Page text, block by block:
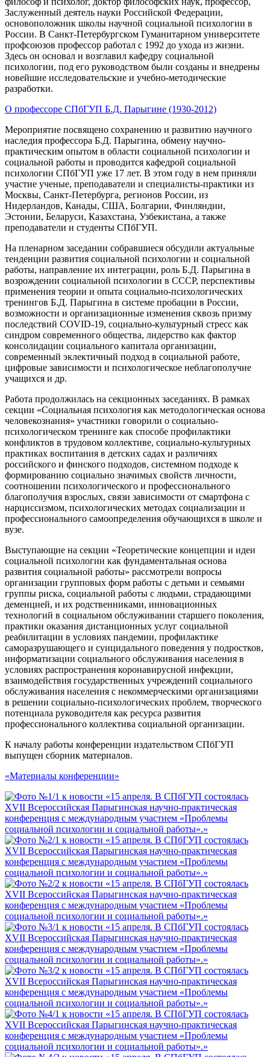
Заслуженный деятель науки Российской Федерации,
основоположник школы научной социальной психологии в
России. В Санкт-Петербургском Гуманитарном университете
профсоюзов профессор работал с 1992 до ухода из жизни.
Здесь он основал и возглавил кафедру социальной
психологии, под его руководством были созданы и внедрены
новейшие исследовательские и учебно-методические
разработки.
О профессоре СПбГУП Б.Д. Парыгине (1930-2012)
Мероприятие посвящено сохранению и развитию научного
наследия профессора Б.Д. Парыгина, обмену научно-
практическим опытом в области социальной психологии и
социальной работы и проводится кафедрой социальной
психологии СПбГУП уже 17 лет. В этом году в нем приняли
участие ученые, преподаватели и специалисты-практики из
Москвы, Санкт-Петербурга, регионов России, из
Нидерландов, Канады, США, Болгарии, Финляндии,
Эстонии, Беларуси, Казахстана, Узбекистана, а также
преподаватели и студенты СПбГУП.
На пленарном заседании собравшиеся обсудили актуальные
тенденции развития социальной психологии и социальной
работы, направление их интеграции, роль Б.Д. Парыгина в
возрождении социальной психологии в СССР, перспективы
применения теории и опыта социально-психологических
тренингов Б.Д. Парыгина в системе пробации в России,
возможности и организационные изменения сквозь призму
последствий COVID-19, социально-культурный стресс как
синдром современного общества, лидерство как фактор
консолидации социального капитала организации,
современный эклектичный подход в социальной работе,
цифровые зависимости и психологическое неблагополучие
учащихся и др.
Работа продолжилась на секционных заседаниях. В рамках
секции «Социальная психология как методологическая основа
человекознания» участники говорили о социально-
психологическом тренинге как способе профилактики
конфликтов в трудовом коллективе, социально-культурных
практиках воспитания в детских садах и различиях
российского и финского подходов, системном подходе к
формированию социально значимых свойств личности,
соотношении психологического и профессионального
благополучия взрослых, связи зависимости от смартфона с
нарциссизмом, психологических методах социализации и
профессионального самоопределения обучающихся в школе и
вузе.
Выступающие на секции «Теоретические концепции и идеи
социальной психологии как фундаментальная основа
развития социальной работы» рассмотрели вопросы
организации групповых форм работы с детьми и семьями
группы риска, социальной работы с людьми, страдающими
деменцией, и их родственниками, инновационных
технологий в социальном обслуживании старшего поколения,
практики оказания дистанционных услуг социальной
реабилитации в условиях пандемии, профилактике
саморазрушающего и суицидального поведения у подростков,
информатизации социального обслуживания населения в
условиях распространения коронавирусной инфекции,
взаимодействия государственных учреждений социального
обслуживания населения с некоммерческими организациями
в решении социально-психологических проблем, творческого
потенциала руководителя как ресурса развития
профессионального коллектива социальной организации.
К началу работы конференции издательством СПбГУП
выпущен сборник материалов.
«Материалы конференции»